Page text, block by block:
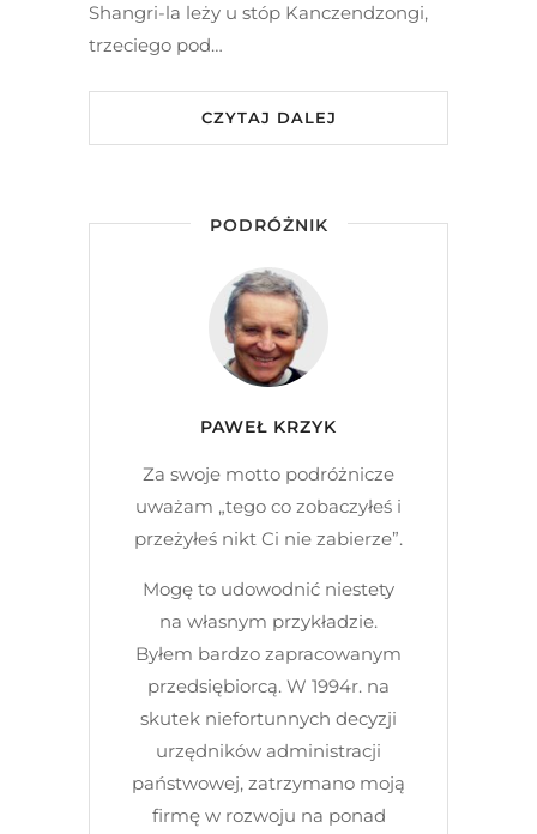
Shangri-la leży u stóp Kanczendzongi,
trzeciego pod…
CZYTAJ DALEJ
PODRÓŻNIK
PAWEŁ KRZYK
Za swoje motto podróżnicze
uważam „tego co zobaczyłeś i
przeżyłeś nikt Ci nie zabierze”.
Mogę to udowodnić niestety
na własnym przykładzie.
Byłem bardzo zapracowanym
przedsiębiorcą. W 1994r. na
skutek niefortunnych decyzji
urzędników administracji
państwowej, zatrzymano moją
firmę w rozwoju na ponad